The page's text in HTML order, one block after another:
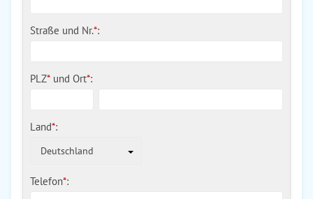
Straße und Nr.*:
PLZ* und Ort*:
Land*:
Deutschland
Telefon*: